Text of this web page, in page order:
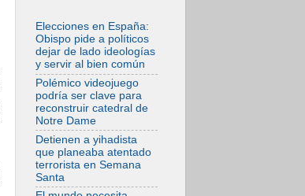
Cristianos y
confucianos:
Respeto y sabiduría
para afrontar los
urgentes desafíos
de hoy
05.08.2026
En marcha hacia
Asís en nombre de
San Francisco, a la
espera de León
05.08.2026
Pagniello: "En
Elecciones en España:
Obispo pide a políticos
dejar de lado ideologías
y servir al bien común
Polémico videojuego
podría ser clave para
reconstruir catedral de
Notre Dame
Detienen a yihadista
que planeaba atentado
terrorista en Semana
Santa